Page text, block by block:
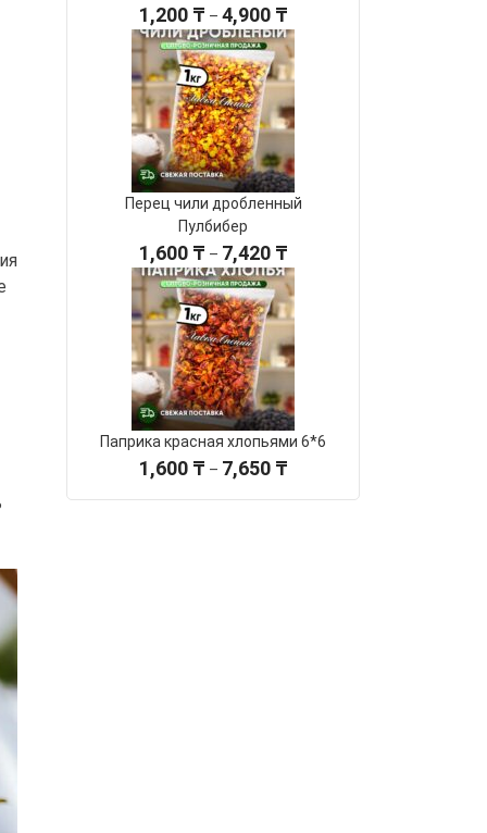
1,200 ₸ – 4,900 ₸Диапазон
цен:
1,200 ₸
–
4,900 ₸
Перец чили дробленный
Пулбибер
1,600 ₸ – 7,420 ₸Диапазон
цен:
1,600 ₸
–
7,420 ₸
Паприка красная хлопьями 6*6
1,600 ₸ – 7,650 ₸Диапазон